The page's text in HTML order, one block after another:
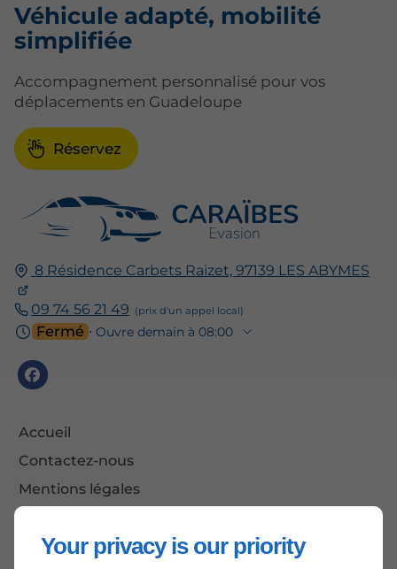
Your privacy is our priority
8 Résidence Carbets Raizet,97139 LES ABYMES
09 74 56 21 49
Fermé ⋅ Ouvre demain à 08:00
Accueil
Contactez-nous
Mentions légales
Véhicule adapté, mobilité
simplifiée
Accompagnement personnalisé pour vos
déplacements en Guadeloupe
Réservez